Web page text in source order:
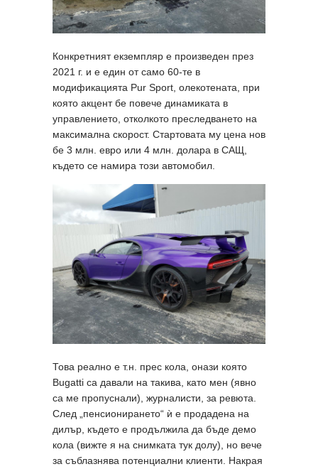
Конкретният екземпляр е произведен през
2021 г. и е един от само 60-те в
модификацията Pur Sport, олекотената, при
която акцент бе повече динамиката в
управлението, отколкото преследването на
максимална скорост. Стартовата му цена нов
бе 3 млн. евро или 4 млн. долара в САЩ,
където се намира този автомобил.
Това реално е т.н. прес кола, онази която
Bugatti са давали на такива, като мен (явно
са ме пропуснали), журналисти, за ревюта.
След „пенсионирането“ ѝ e продадена на
дилър, където е продължила да бъде демо
кола (вижте я на снимката тук долу), но вече
за съблазнява потенциални клиенти. Накрая